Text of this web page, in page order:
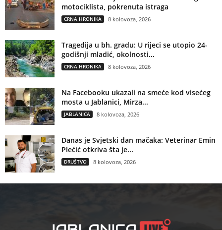
motociklista, pokrenuta istraga
CRNA HRONIKA 8 kolovoza, 2026
Tragedija u bh. gradu: U rijeci se utopio 24-
godišnji mladić, okolnosti...
CRNA HRONIKA 8 kolovoza, 2026
Na Facebooku ukazali na smeće kod visećeg
mosta u Jablanici, Mirza...
JABLANICA 8 kolovoza, 2026
Danas je Svjetski dan mačaka: Veterinar Emin
Plećić otkriva šta je...
DRUŠTVO 8 kolovoza, 2026